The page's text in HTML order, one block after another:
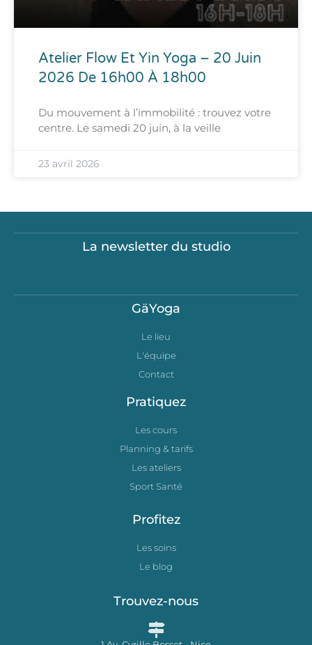
Atelier Flow Et Yin Yoga – 20 Juin
2026 De 16h00 À 18h00
Du mouvement à l’immobilité : trouvez votre
centre. Le samedi 20 juin, à la veille
23 avril 2026
La newsletter du studio
GäYoga
Le lieu
L'équipe
Contact
Pratiquez
Les cours
Planning & tarifs
Les ateliers
Sport Santé
Profitez
Les soins
Le blog
Trouvez-nous